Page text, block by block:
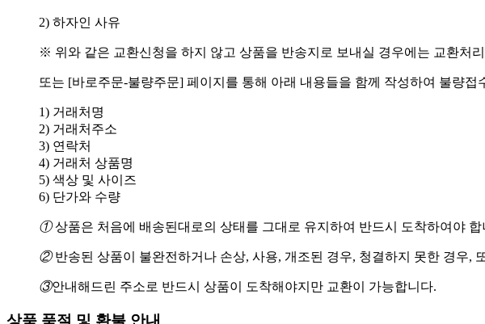
2) 하자인 사유
※ 위와 같은 교환신청을 하지 않고 상품을 반송지로 보내실 경우에는 교환처
또는 [바로주문-불량주문] 페이지를 통해 아래 내용들을 함께 작성하여 불량접
1) 거래처명
2) 거래처주소
3) 연락처
4) 거래처 상품명
5) 색상 및 사이즈
6) 단가와 수량
①상품은 처음에 배송된대로의 상태를 그대로 유지하여 반드시 도착하여야
②반송된 상품이 불완전하거나 손상, 사용, 개조된 경우, 청결하지 못한 경우,
③안내해드린 주소로 반드시 상품이 도착해야지만 교환이 가능합니다.